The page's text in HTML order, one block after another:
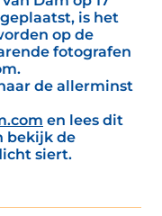
is het
op de
fotografen
de allerminst
en lees dit
bekijk de
siert.